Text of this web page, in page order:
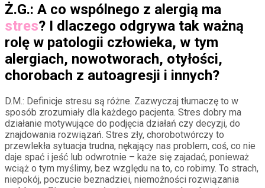
Ż.G.: A co wspólnego z alergią ma
stres? I dlaczego odgrywa tak ważną
rolę w patologii człowieka, w tym
alergiach, nowotworach, otyłości,
chorobach z autoagresji i innych?
D.M.: Definicje stresu są różne. Zazwyczaj tłumaczę to w
sposób zrozumiały dla każdego pacjenta. Stres dobry ma
działanie motywujące do podjęcia działań czy decyzji, do
znajdowania rozwiązań. Stres zły, chorobotwórczy to
przewlekła sytuacja trudna, nękający nas problem, coś, co nie
daje spać i jeść lub odwrotnie – każe się zajadać, ponieważ
wciąż o tym myślimy, bez względu na to, co robimy. To strach,
niepokój, poczucie beznadziei, niemożności rozwiązania